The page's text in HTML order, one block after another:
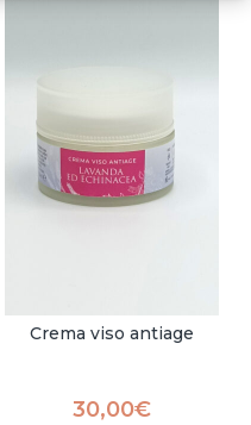
Crema viso antiage
30,00€